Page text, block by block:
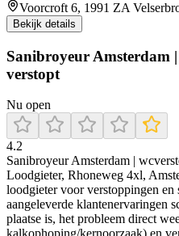
Voorcroft 6, 1991 ZA
Bekijk details
Sanibroyeur Amsterdam
verstopt
Nu open
4.2
Sanibroyeur Amsterdam |
Loodgieter, Rhoneweg 4xl,
loodgieter voor verstoppingen
aangeleverde klantenervaringen
plaatse is, het probleem direct